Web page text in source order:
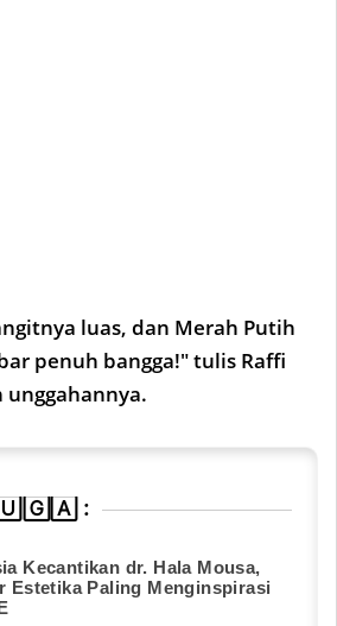
luas, dan Merah Putih
penuh bangga!" tulis Raffi
:
Kecantikan dr. Hala Mousa,
Estetika Paling Menginspirasi